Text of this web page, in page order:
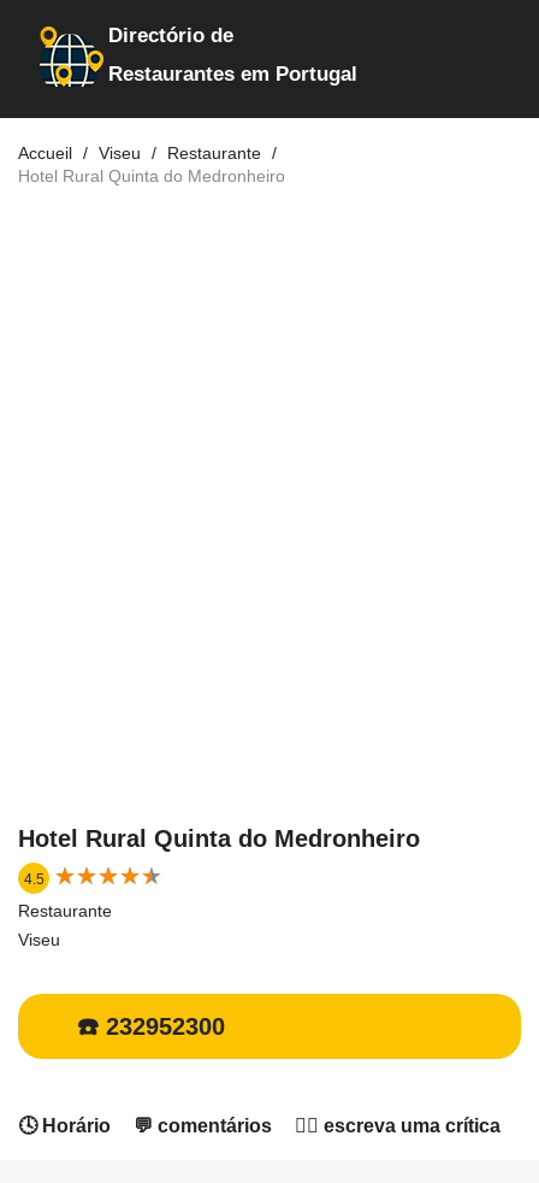
Directório de
Restaurantes em Portugal
Accueil Viseu
Restaurante
Hotel Rural Quinta do Medronheiro
Hotel Rural Quinta do Medronheiro
4.5 ★★★★★
★★★★★
Restaurante
Viseu
☎️ 232952300
🕓 Horário 💬 comentários ✍🏻 escreva uma crítica